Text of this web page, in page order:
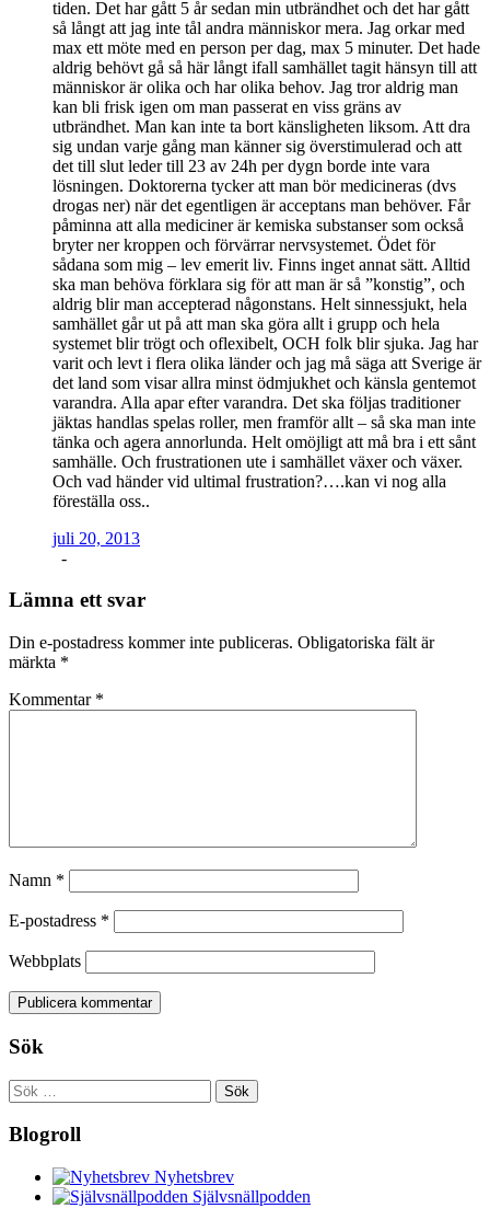
tiden. Det har gått 5 år sedan min utbrändhet och det har gått
så långt att jag inte tål andra människor mera. Jag orkar med
max ett möte med en person per dag, max 5 minuter. Det hade
aldrig behövt gå så här långt ifall samhället tagit hänsyn till att
människor är olika och har olika behov. Jag tror aldrig man
kan bli frisk igen om man passerat en viss gräns av
utbrändhet. Man kan inte ta bort känsligheten liksom. Att dra
sig undan varje gång man känner sig överstimulerad och att
det till slut leder till 23 av 24h per dygn borde inte vara
lösningen. Doktorerna tycker att man bör medicineras (dvs
drogas ner) när det egentligen är acceptans man behöver. Får
påminna att alla mediciner är kemiska substanser som också
bryter ner kroppen och förvärrar nervsystemet. Ödet för
sådana som mig – lev emerit liv. Finns inget annat sätt. Alltid
ska man behöva förklara sig för att man är så ”konstig”, och
aldrig blir man accepterad någonstans. Helt sinnessjukt, hela
samhället går ut på att man ska göra allt i grupp och hela
systemet blir trögt och oflexibelt, OCH folk blir sjuka. Jag har
varit och levt i flera olika länder och jag må säga att Sverige är
det land som visar allra minst ödmjukhet och känsla gentemot
varandra. Alla apar efter varandra. Det ska följas traditioner
jäktas handlas spelas roller, men framför allt – så ska man inte
tänka och agera annorlunda. Helt omöjligt att må bra i ett sånt
samhälle. Och frustrationen ute i samhället växer och växer.
Och vad händer vid ultimal frustration?….kan vi nog alla
föreställa oss..
juli 20, 2013
-
Lämna ett svar
Din e-postadress kommer inte publiceras. Obligatoriska fält är
märkta *
Kommentar *
Namn *
E-postadress *
Webbplats
Sök
Sök
efter:
Blogroll
Nyhetsbrev
Självsnällpodden